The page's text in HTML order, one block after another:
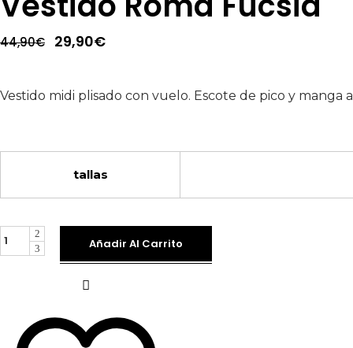
44,90€ El
precio
44,90€.
29,90€El
29,90€.
Vestido midi plisado con vuelo. Escote de pico y
tallas
Vestido
Roma
Añadir Al Carrito